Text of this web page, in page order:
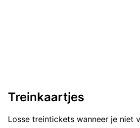
Treinkaartjes
Losse treintickets wanneer je niet